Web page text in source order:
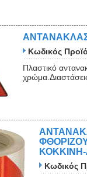
Κωδικός
Πλαστικό
Κωδικός